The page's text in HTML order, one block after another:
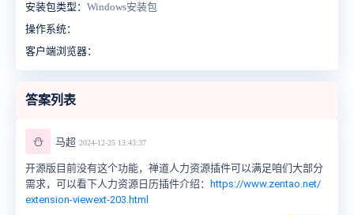
安装包类型： Windows安装包
操作系统：
客户端浏览器：
答案列表
⛄ 马超 2024-12-25 13:43:37
开源版目前没有这个功能，禅道人力资源插件可以满足咱们大部分
需求，可以看下人力资源日历插件介绍：
https://www.zentao.net/
extension-viewext-203.html